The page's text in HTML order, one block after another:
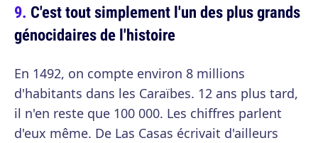
C'est tout simplement l'un des plus grands
génocidaires de l'histoire
En 1492, on compte environ 8 millions
d'habitants dans les Caraïbes. 12 ans plus tard,
il n'en reste que 100 000. Les chiffres parlent
d'eux même. De Las Casas écrivait d'ailleurs